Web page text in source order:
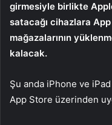
girmesiyle birlikte
satacağı cihazlara
mağazalarının
kalacak.
Şu anda iPhone ve iPad
App Store üzerinden